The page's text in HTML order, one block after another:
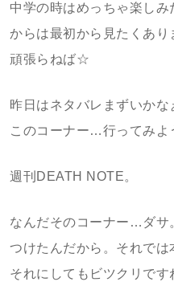
中学の時はめっちゃ楽し
からは最初から見たくあ
頑張らねば☆
昨日はネタバレまずいか
このコーナー…行ってみよ
週刊DEATH NOTE。
なんだそのコーナー…ダサ
つけたんだから。それでは
それにしてもビツクリで